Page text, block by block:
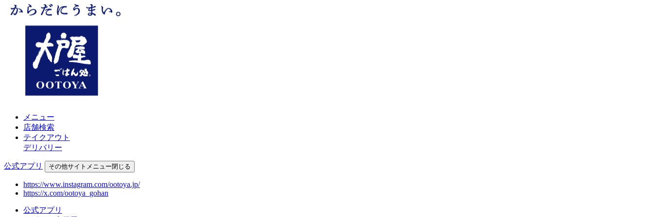
メニュー
店舗検索
テイクアウト
デリバリー
公式アプリ その他サイトメニュー閉じる
https://www.instagram.com/ootoya.jp/
https://x.com/ootoya_gohan
公式アプリ